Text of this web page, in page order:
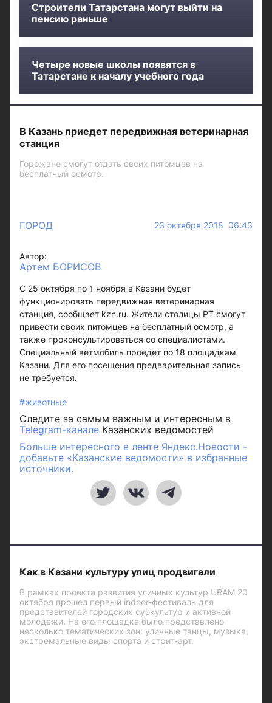
Строители Татарстана могут выйти на
пенсию раньше
Четыре новые школы появятся в
Татарстане к началу учебного года
В Казань приедет передвижная ветеринарная
станция
Горожане смогут отдать своих питомцев на
бесплатный осмотр.
ГОРОД 23 октября 2018 06:43
Автор:
Артем БОРИСОВ
С 25 октября по 1 ноября в Казани будет
функционировать передвижная ветеринарная
станция, сообщает kzn.ru. Жители столицы РТ смогут
привести своих питомцев на бесплатный осмотр, а
также проконсультироваться со специалистами.
Специальный ветмобиль проедет по 18 площадкам
Казани. Для его посещения предварительная запись
не требуется.
#животные
Следите за самым важным и интересным в
Telegram-канале Казанских ведомостей
Больше интересного в ленте Яндекс.Новости -
добавьте «Казанские ведомости» в избранные
источники.
Как в Казани культуру улиц продвигали
В рамках проекта развития уличных культур URAM 20
октября прошел первый indoor-фестиваль для
представителей городских субкультур и активной
молодежи. На его площадке было представлено
несколько тематических зон: уличные танцы, музыка,
экстремальные виды спорта и стрит-арт.